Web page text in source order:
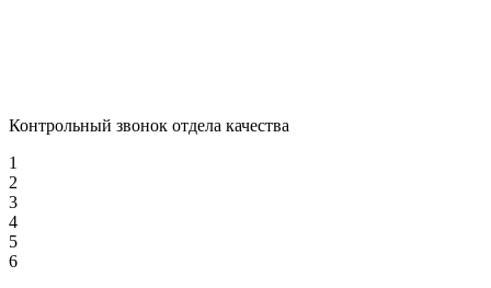
Контрольный звонок отдела качества
1
2
3
4
5
6